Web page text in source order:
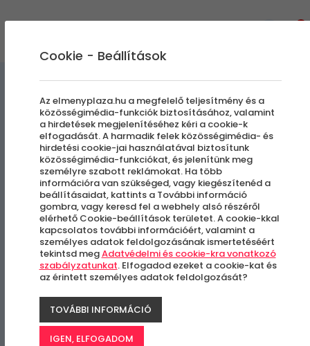
Ikarusz Terepsegway Túra a
Mátrában
Mátrafüred
Cookie - Beállítások
Az elmenyplaza.hu a megfelelő teljesítmény és a
közösségimédia-funkciók biztosításához, valamint
a hirdetések megjelenítéséhez kéri a cookie-k
elfogadását. A harmadik felek közösségimédia- és
hirdetési cookie-jai használatával biztosítunk
közösségimédia-funkciókat, és jelenítünk meg
személyre szabott reklámokat. Ha több
információra van szükséged, vagy kiegészítenéd a
beállításaidat, kattints a További információ
gombra, vagy keresd fel a webhely alsó részéről
elérhető Cookie-beállítások területet. A cookie-kkal
kapcsolatos további információért, valamint a
személyes adatok feldolgozásának ismertetéséért
tekintsd megAdatvédelmi és cookie-kra vonatkozó
szabályzatunkat. Elfogadod ezeket a cookie-kat és
az érintett személyes adatok feldolgozását?
TOVÁBBI INFORMÁCIÓ
IGEN, ELFOGADOM